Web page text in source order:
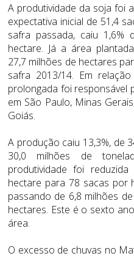
A produtividade da soja foi
expectativa inicial de 51,4
safra passada, caiu 1,6%
hectare. Já a área
27,7 milhões de hectares
safra 2013/14. Em
prolongada foi responsável
em São Paulo, Minas
Goiás.
A produção caiu 13,3%, de
30,0 milhões de
produtividade foi
hectare para 78 sacas por
passando de 6,8 milhões
hectares. Este é o sexto
área.
O excesso de chuvas no